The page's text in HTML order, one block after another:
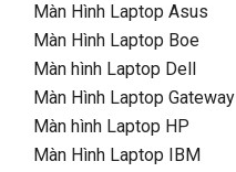
Màn Hình Laptop Asus
Màn Hình Laptop Boe
Màn hình Laptop Dell
Màn Hình Laptop Gateway
Màn hình Laptop HP
Màn Hình Laptop IBM